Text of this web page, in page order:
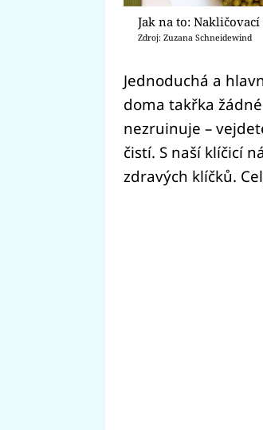
Jak na to:
Zdroj: Zuzana Schneidewind
Jednoduchá a
doma takřka
nezruinuje –
čistí. S naší klíčicí
zdravých klíčků.